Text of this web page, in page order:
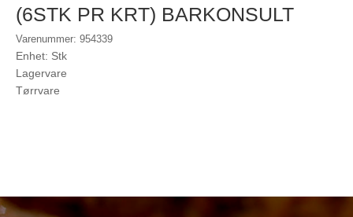
(6STK PR KRT) BARKONSULT
Varenummer: 954339
Enhet: Stk
Lagervare
Tørrvare